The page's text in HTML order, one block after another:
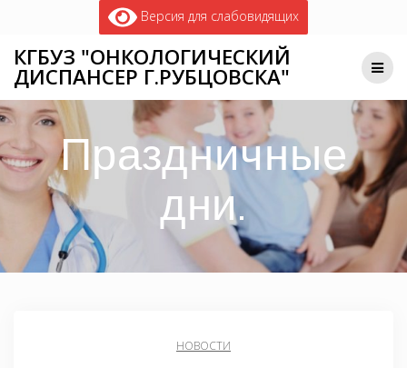
Версия для слабовидящих
КГБУЗ "ОНКОЛОГИЧЕСКИЙ
ДИСПАНСЕР Г.РУБЦОВСКА"
Праздничные
дни.
НОВОСТИ